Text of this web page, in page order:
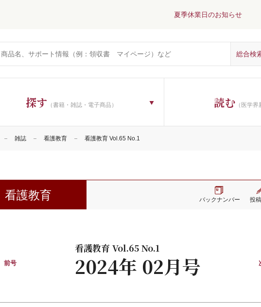
夏季休業日のお知らせ
探す （書籍・雑誌・電子商品） 読む （医学
HOME 雑誌 看護教育 看護教育 Vol.65 No.1
看護教育 バックナンバー 投
看護教育 Vol.65 No.1
2024年 02月号
前号